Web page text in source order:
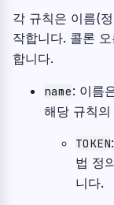
각 규칙은 이름(
작합니다. 콜론
합니다.
name: 이름
해당 규칙
TOKEN
법 정
니다.